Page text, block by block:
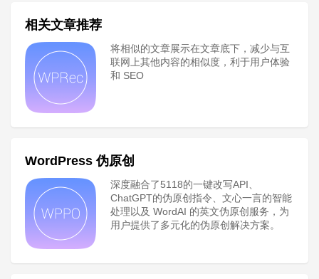
相关文章推荐
将相似的文章展示在文章底下，减少与互
联网上其他内容的相似度，利于用户体验
和 SEO
WordPress 伪原创
深度融合了5118的一键改写API、
ChatGPT的伪原创指令、文心一言的智能
处理以及 WordAI 的英文伪原创服务，为
用户提供了多元化的伪原创解决方案。